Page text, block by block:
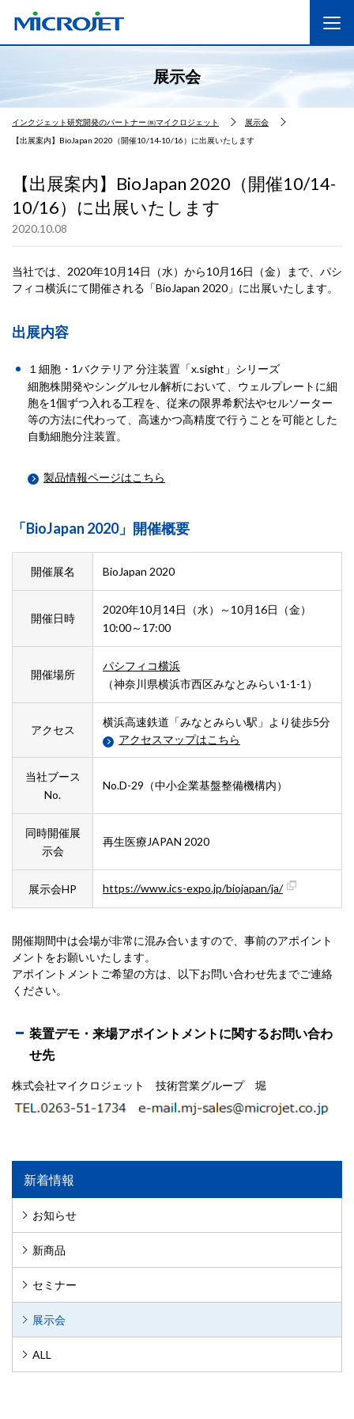
展示会
インクジェット研究開発のパートナー ㈱マイクロジェット
展示会
【出展案内】BioJapan 2020（開催10/14-10/16）に出展いたします
【出展案内】BioJapan 2020（開催10/14-
10/16）に出展いたします
2020.10.08
当社では、2020年10月14日（水）から10月16日（金）まで、パシ
フィコ横浜にて開催される「BioJapan 2020」に出展いたします。
出展内容
１細胞・1バクテリア 分注装置「x.sight」シリーズ
細胞株開発やシングルセル解析において、ウェルプレートに細
胞を1個ずつ入れる工程を、従来の限界希釈法やセルソーター
等の方法に代わって、高速かつ高精度で行うことを可能とした
自動細胞分注装置。
製品情報ページはこちら
「BioJapan 2020」開催概要
開催展名 BioJapan 2020
開催日時
2020年10月14日（水）～10月16日（金）
10:00～17:00
開催場所
パシフィコ横浜
（神奈川県横浜市西区みなとみらい1-1-1）
アクセス
横浜高速鉄道「みなとみらい駅」より徒歩5分
アクセスマップはこちら
当社ブース
No.
No.D-29（中小企業基盤整備機構内）
同時開催展
示会
再生医療JAPAN 2020
展示会HP https://www.ics-expo.jp/biojapan/ja/
開催期間中は会場が非常に混み合いますので、事前のアポイント
メントをお願いいたします。
アポイントメントご希望の方は、以下お問い合わせ先までご連絡
ください。
装置デモ・来場アポイントメントに関するお問い合わ
せ先
株式会社マイクロジェット 技術営業グループ 堀
新着情報
お知らせ
新商品
セミナー
展示会
ALL